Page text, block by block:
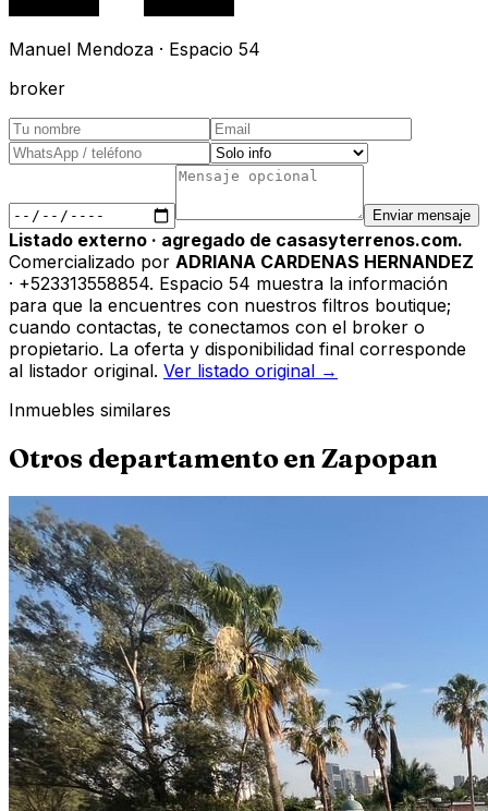
Manuel Mendoza · Espacio 54
broker
Enviar mensaje
Listado externo · agregado de casasyterrenos.com.
Comercializado por ADRIANA CARDENAS HERNANDEZ
· +523313558854. Espacio 54 muestra la información
para que la encuentres con nuestros filtros boutique;
cuando contactas, te conectamos con el broker o
propietario. La oferta y disponibilidad final corresponde
al listador original. Ver listado original →
Inmuebles similares
Otros departamentoenZapopan